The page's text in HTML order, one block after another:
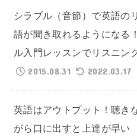
シラブル（音節）で英語の
語が聞き取れるようになる
ル入門レッスンでリスニン
2015.08.31
2022.03.17
英語はアウトプット！聴き
がら口に出すと上達が早い